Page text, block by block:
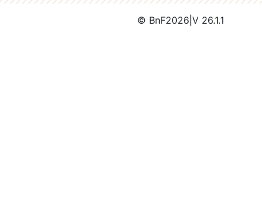
© BnF2026 V 26.1.1